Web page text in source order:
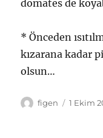
domates de
* Önceden
kızarana kadar
olsun…
Yazar
figen
Yayın
1 Ekim